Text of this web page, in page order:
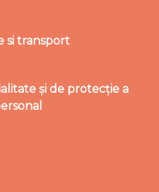
si transport
și de protecție a